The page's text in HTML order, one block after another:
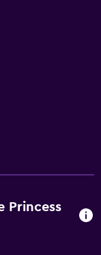
Princess